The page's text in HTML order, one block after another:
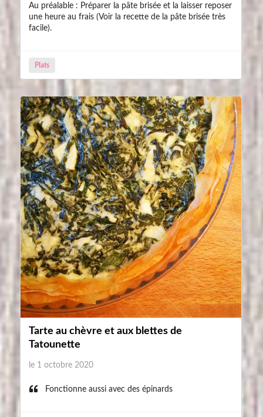
Au préalable : Préparer la pâte brisée et la laisser reposer
une heure au frais (Voir la recette de la pâte brisée très
facile).
Plats
Tarte au chèvre et aux blettes de
Tatounette
le 1 octobre 2020
Fonctionne aussi avec des épinards